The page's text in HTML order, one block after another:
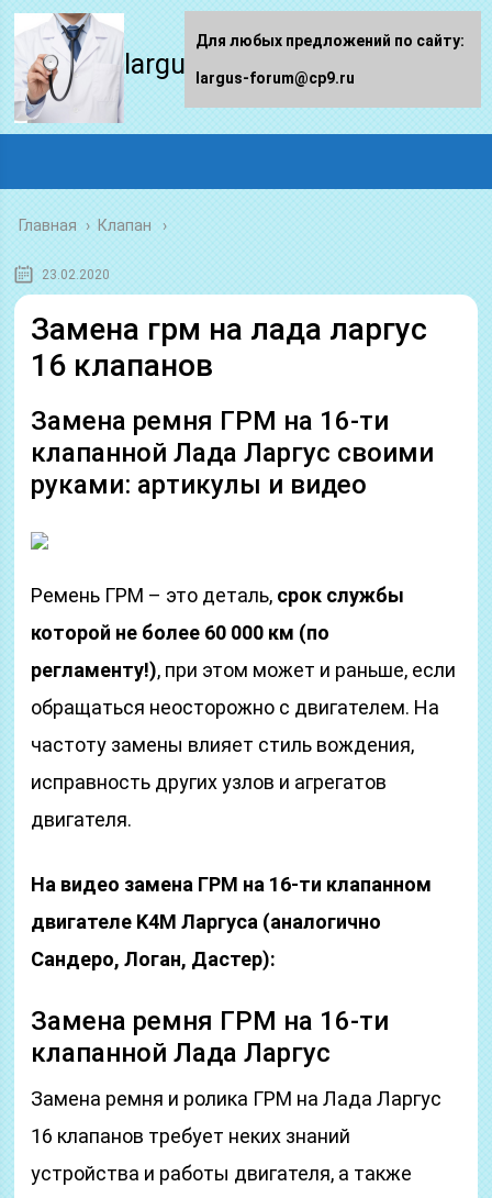
largus-forum.ru
Главная › Клапан
23.02.2020
Замена грм на лада ларгус
16 клапанов
Замена ремня ГРМ на 16-ти
клапанной Лада Ларгус своими
руками: артикулы и видео
Ремень ГРМ – это деталь, срок службы
которой не более 60 000 км (по
регламенту!), при этом может и раньше, если
обращаться неосторожно с двигателем. На
частоту замены влияет стиль вождения,
исправность других узлов и агрегатов
двигателя.
На видео замена ГРМ на 16-ти клапанном
двигателе K4M Ларгуса (аналогично
Сандеро, Логан, Дастер):
Замена ремня ГРМ на 16-ти
клапанной Лада Ларгус
Замена ремня и ролика ГРМ на Лада Ларгус
16 клапанов требует неких знаний
устройства и работы двигателя, а также
Для любых предложений по сайту:
largus-forum@cp9.ru